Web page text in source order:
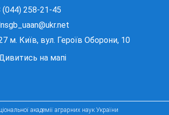
(044) 258-21-45
м. Київ, вул. Героїв Оборони, 10
на мапі
академії аграрних наук України